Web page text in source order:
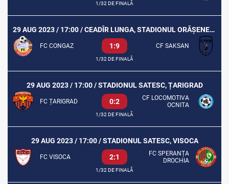
1/32 DE FINALĂ
29 AUG 2023 / 17:00 / CEADÎR LUNGA, STADIONUL ORĂȘENESC T.S.
FC CONGAZ 1:9 CF SAKSAN
1/32 DE FINALĂ
29 AUG 2023 / 17:00 / STADIONUL SATESC, ȚARIGRAD
FC ȚARIGRAD 0:2
CF LOCOMOTIVA
OCNITA
1/32 DE FINALĂ
29 AUG 2023 / 17:00 / STADIONUL SATESC, VISOCA
FC VISOCA 2:1
FC SPERANȚA
DROCHIA
1/32 DE FINALĂ